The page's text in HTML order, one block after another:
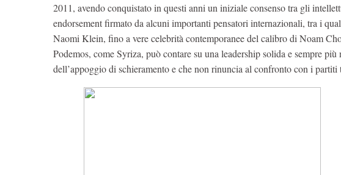
2011, avendo conquistato in questi anni un iniziale consenso tra gli
endorsement firmato da alcuni importanti pensatori internazionali, tra i
Naomi Klein, fino a vere celebrità contemporanee del calibro di Noam
Podemos, come Syriza, può contare su una leadership solida e sempre
dell’appoggio di schieramento e che non rinuncia al confronto con i